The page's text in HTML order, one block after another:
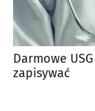
Darmowe
zapisywać